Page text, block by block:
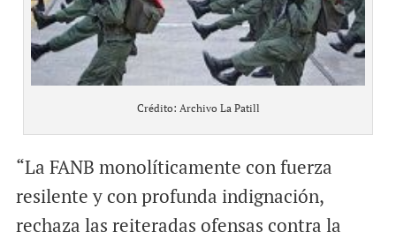
Crédito: Archivo La Patill
“La FANB monolíticamente con fuerza
resilente y con profunda indignación,
rechaza las reiteradas ofensas contra la